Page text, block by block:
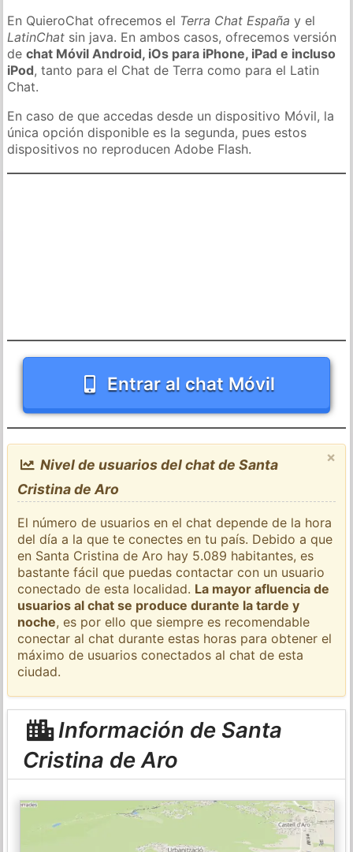
En QuieroChat ofrecemos el Terra Chat España y el
LatinChat sin java. En ambos casos, ofrecemos versión
dechat Móvil Android, iOs para iPhone, iPad e incluso
iPod, tanto para el Chat de Terra como para el Latin
Chat.
En caso de que accedas desde un dispositivo Móvil, la
única opción disponible es la segunda, pues estos
dispositivos no reproducen Adobe Flash.
Entrar al chat Móvil
×
Nivel de usuarios del chat de Santa
Cristina de Aro
El número de usuarios en el chat depende de la hora
del día a la que te conectes en tu país. Debido a que
en Santa Cristina de Aro hay 5.089 habitantes, es
bastante fácil que puedas contactar con un usuario
conectado de esta localidad. La mayor afluencia de
usuarios al chat se produce durante la tarde y
noche, es por ello que siempre es recomendable
conectar al chat durante estas horas para obtener el
máximo de usuarios conectados al chat de esta
ciudad.
Información de Santa
Cristina de Aro